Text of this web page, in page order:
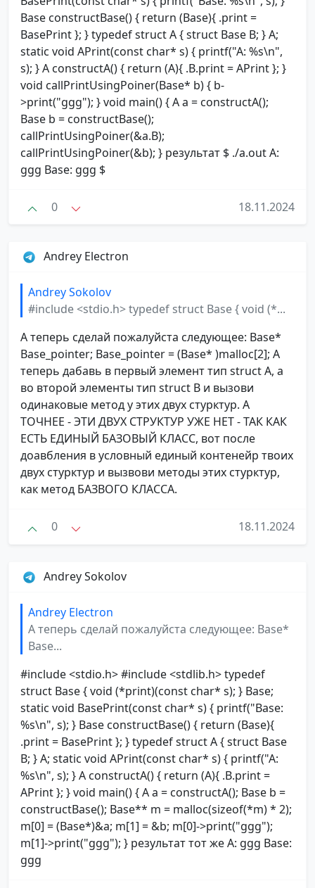
Base constructBase() { return (Base){ .print =
BasePrint }; } typedef struct A { struct Base B; } A;
static void APrint(const char* s) { printf("A: %s\n",
s); } A constructA() { return (A){ .B.print = APrint }; }
void callPrintUsingPoiner(Base* b) { b-
>print("ggg"); } void main() { A a = constructA();
Base b = constructBase();
callPrintUsingPoiner(&a.B);
callPrintUsingPoiner(&b); } результат $ ./a.out A:
ggg Base: ggg $
0 18.11.2024
Andrey Electron
Andrey Sokolov
#include <stdio.h> typedef struct Base { void (*...
А теперь сделай пожалуйста следующее: Base*
Base_pointer; Base_pointer = (Base* )malloc[2]; А
теперь дабавь в первый элемент тип struct A, а
во второй элементы тип struct B и вызови
одинаковые метод у этих двух стурктур. А
ТОЧНЕЕ - ЭТИ ДВУХ СТРУКТУР УЖЕ НЕТ - ТАК КАК
ЕСТЬ ЕДИНЫЙ БАЗОВЫЙ КЛАСС, вот после
доавбления в условный единый контенейр твоих
двух стурктур и вызвови методы этих стурктур,
как метод БАЗВОГО КЛАССА.
0 18.11.2024
Andrey Sokolov
Andrey Electron
А теперь сделай пожалуйста следующее: Base*
Base...
#include <stdio.h> #include <stdlib.h> typedef
struct Base { void (*print)(const char* s); } Base;
static void BasePrint(const char* s) { printf("Base:
%s\n", s); } Base constructBase() { return (Base){
.print = BasePrint }; } typedef struct A { struct Base
B; } A; static void APrint(const char* s) { printf("A:
%s\n", s); } A constructA() { return (A){ .B.print =
APrint }; } void main() { A a = constructA(); Base b =
constructBase(); Base** m = malloc(sizeof(*m) * 2);
m[0] = (Base*)&a; m[1] = &b; m[0]->print("ggg");
m[1]->print("ggg"); } результат тот же A: ggg Base:
ggg